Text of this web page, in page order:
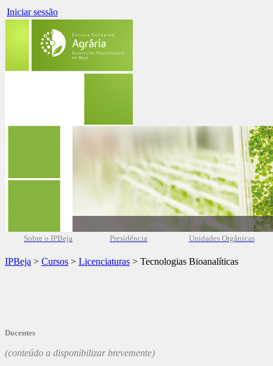
Iniciar sessão
Sobre o IPBeja Presidência Unidades Orgânicas
IPBeja > Cursos > Licenciaturas > Tecnologias Bioanalíticas
Docentes
(conteúdo a disponibilizar brevemente)